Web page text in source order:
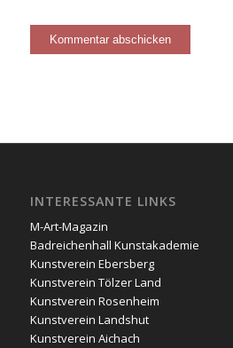
INTERESSANTE LINKS
M-Art-Magazin
Badreichenhall Kunstakademie
Kunstverein Ebersberg
Kunstverein Tölzer Land
Kunstverein Rosenheim
Kunstverein Landshut
Kunstverein Aichach